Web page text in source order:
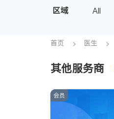
区域
All
首页 医生
其他服务商
会员